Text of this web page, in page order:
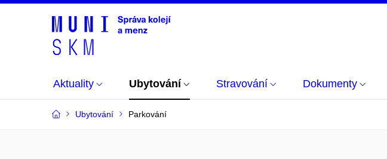
Aktuality Ubytování Stravování Dokumenty
Ubytování Parkování